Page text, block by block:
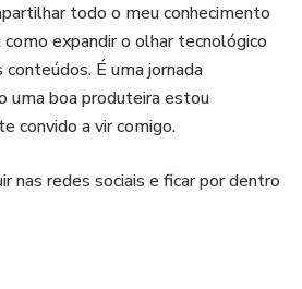
todo o meu conhecimento
expandir o olhar tecnológico
É uma jornada
uma boa produteira estou
convido a vir comigo.
nas redes sociais e ficar por dentro